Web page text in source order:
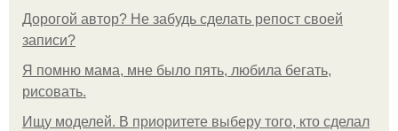
Дорогой автор? Не забудь сделать репост своей
записи?
Я помню мама, мне было пять, любила бегать,
рисовать.
Ищу моделей. В приоритете выберу того, кто сделал